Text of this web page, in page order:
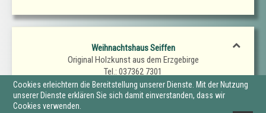
Weihnachtshaus Seiffen
Original Holzkunst aus dem Erzgebirge
Tel.: 037362 7301
Fax.: 037362 7302
E-Mail: SeiffenerWeihnachtshaus@t-online.de
Cookies erleichtern die Bereitstellung unserer Dienste. Mit der Nutzung
unserer Dienste erklären Sie sich damit einverstanden, dass wir
Cookies verwenden.